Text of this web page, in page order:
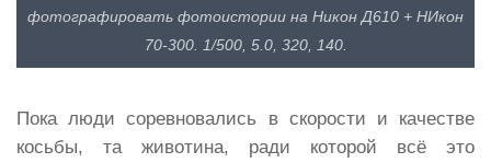
фотографировать фотоистории на Никон Д610 + НИкон
70-300. 1/500, 5.0, 320, 140.
Пока люди соревновались в скорости и качестве
косьбы, та животина, ради которой всё это